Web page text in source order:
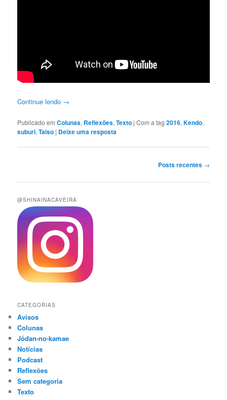
Continue lendo →
Publicado em Colunas, Reflexões,Texto |Com a tag2016,Kendo,
suburi,Taiso | Deixe uma resposta
posts
Posts recentes →
@SHINAINACAVEIRA
CATEGORIAS
Avisos
Colunas
Jōdan-no-kamae
Notícias
Podcast
Reflexões
Sem categoria
Texto